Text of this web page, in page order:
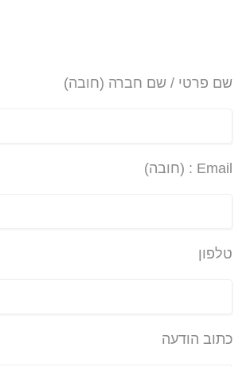
שם פרטי / שם חברה (חובה)
Email : (חובה)
טלפון
כתוב הודעה